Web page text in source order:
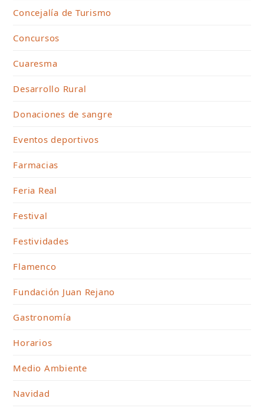
Concejalía de Turismo
Concursos
Cuaresma
Desarrollo Rural
Donaciones de sangre
Eventos deportivos
Farmacias
Feria Real
Festival
Festividades
Flamenco
Fundación Juan Rejano
Gastronomía
Horarios
Medio Ambiente
Navidad